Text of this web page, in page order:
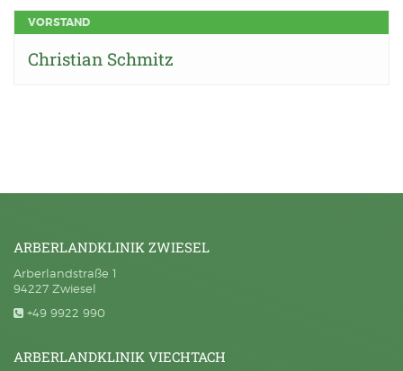
VORSTAND
Christian Schmitz
ARBERLANDKLINIK ZWIESEL
Arberlandstraße 1
94227 Zwiesel
+49 9922 990
ARBERLANDKLINIK VIECHTACH